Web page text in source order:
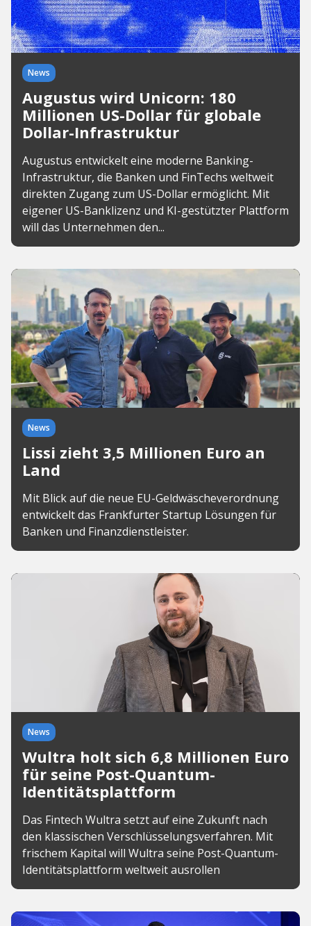
News
Augustus wird Unicorn: 180
Millionen US-Dollar für globale
Dollar-Infrastruktur
Augustus entwickelt eine moderne Banking-
Infrastruktur, die Banken und FinTechs weltweit
direkten Zugang zum US-Dollar ermöglicht. Mit
eigener US-Banklizenz und KI-gestützter Plattform
will das Unternehmen den...
News
Lissi zieht 3,5 Millionen Euro an
Land
Mit Blick auf die neue EU-Geldwäscheverordnung
entwickelt das Frankfurter Startup Lösungen für
Banken und Finanzdienstleister.
News
Wultra holt sich 6,8 Millionen Euro
für seine Post-Quantum-
Identitätsplattform
Das Fintech Wultra setzt auf eine Zukunft nach
den klassischen Verschlüsselungsverfahren. Mit
frischem Kapital will Wultra seine Post-Quantum-
Identitätsplattform weltweit ausrollen